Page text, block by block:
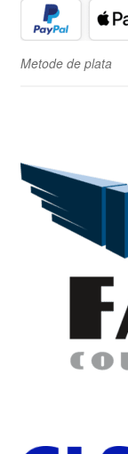
Metode de plata